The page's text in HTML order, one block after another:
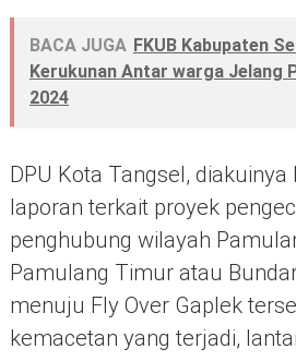
BACA JUGA FKUB Kabupaten
Kerukunan Antar warga Jelang
2024
DPU Kota Tangsel,
laporan terkait proyek
penghubung wilayah
Pamulang Timur atau
menuju Fly Over Gaplek
kemacetan yang terjadi,